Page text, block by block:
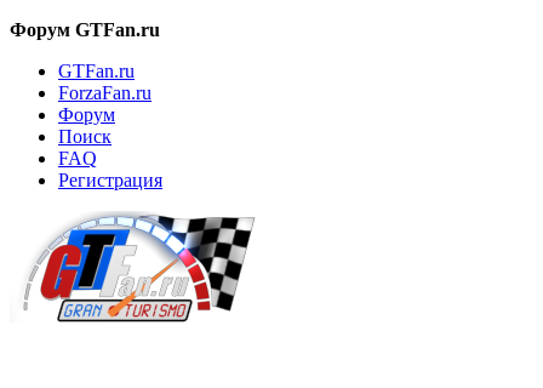
Форум GTFan.ru
GTFan.ru
ForzaFan.ru
Форум
Поиск
FAQ
Регистрация